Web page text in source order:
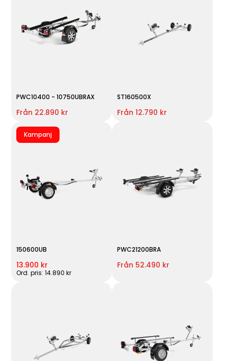
PWC10400 - 10750UBRAX
Från 22.890 kr
ST160500X
Från 12.790 kr
Kampanj
150600UB
13.900 kr
Ord. pris: 14.890 kr
PWC21200BRA
Från 52.490 kr